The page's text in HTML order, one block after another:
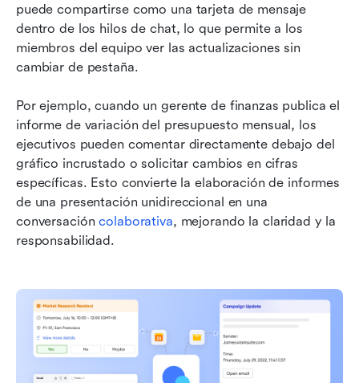
puede compartirse como una tarjeta de mensaje
dentro de los hilos de chat, lo que permite a los
miembros del equipo ver las actualizaciones sin
cambiar de pestaña.
Por ejemplo, cuando un gerente de finanzas publica el
informe de variación del presupuesto mensual, los
ejecutivos pueden comentar directamente debajo del
gráfico incrustado o solicitar cambios en cifras
específicas. Esto convierte la elaboración de informes
de una presentación unidireccional en una
conversación colaborativa, mejorando la claridad y la
responsabilidad.